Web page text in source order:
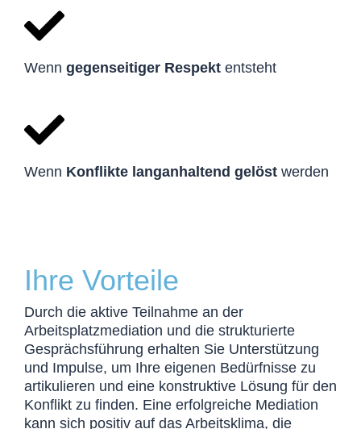
Wenn gegenseitiger Respekt entsteht
Wenn Konflikte langanhaltend gelöst werden
Ihre Vorteile
Durch die aktive Teilnahme an der
Arbeitsplatzmediation und die strukturierte
Gesprächsführung erhalten Sie Unterstützung
und Impulse, um Ihre eigenen Bedürfnisse zu
artikulieren und eine konstruktive Lösung für den
Konflikt zu finden. Eine erfolgreiche Mediation
kann sich positiv auf das Arbeitsklima, die